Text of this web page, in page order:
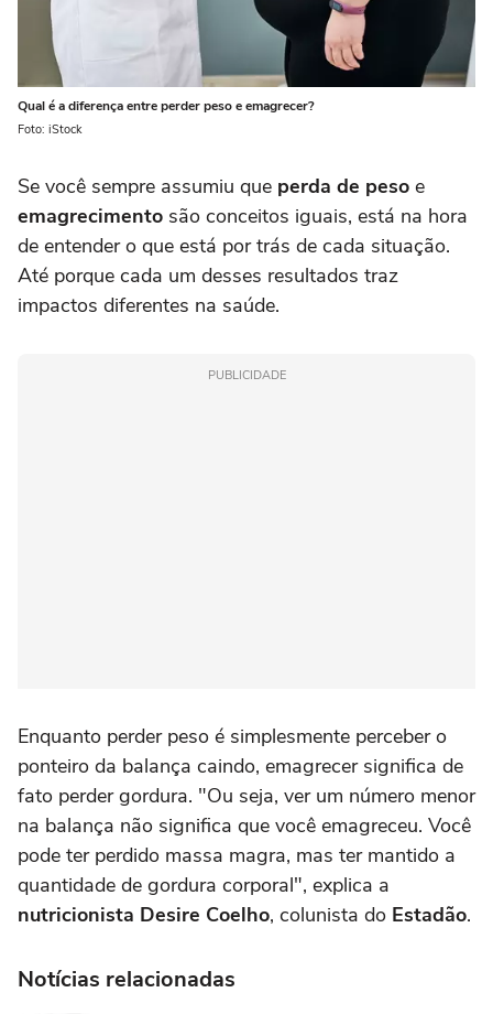
Qual é a diferença entre perder peso e emagrecer?
Foto: iStock
Se você sempre assumiu que perda de peso e
emagrecimento são conceitos iguais, está na hora
de entender o que está por trás de cada situação.
Até porque cada um desses resultados traz
impactos diferentes na saúde.
PUBLICIDADE
Enquanto perder peso é simplesmente perceber o
ponteiro da balança caindo, emagrecer significa de
fato perder gordura. "Ou seja, ver um número menor
na balança não significa que você emagreceu. Você
pode ter perdido massa magra, mas ter mantido a
quantidade de gordura corporal", explica a
nutricionista Desire Coelho, colunista do Estadão.
Notícias relacionadas